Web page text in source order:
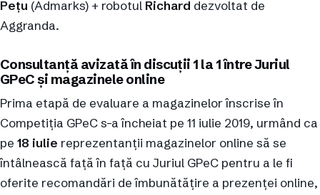
Pețu (Admarks) + robotul Richard dezvoltat de
Aggranda.
Consultanță avizată în discuții 1 la 1 între Juriul
GPeC și magazinele online
Prima etapă de evaluare a magazinelor înscrise în
Competiția GPeC s-a încheiat pe 11 iulie 2019, urmând ca
pe 18 iulie reprezentanții magazinelor online să se
întâlnească față în față cu Juriul GPeC pentru a le fi
oferite recomandări de îmbunătățire a prezenței online,